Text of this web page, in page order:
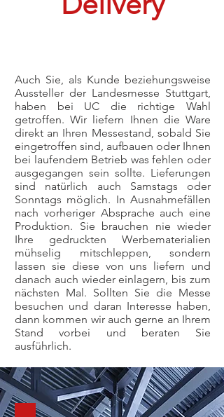
Auch Sie, als Kunde beziehungsweise
Aussteller der Landesmesse Stuttgart,
haben bei UC die richtige Wahl
getroffen. Wir liefern Ihnen die Ware
direkt an Ihren Messestand, sobald Sie
eingetroffen sind, aufbauen oder Ihnen
bei laufendem Betrieb was fehlen oder
ausgegangen sein sollte. Lieferungen
sind natürlich auch Samstags oder
Sonntags möglich. In Ausnahmefällen
nach vorheriger Absprache auch eine
Produktion. Sie brauchen nie wieder
Ihre gedruckten Werbematerialien
mühselig mitschleppen, sondern
lassen sie diese von uns liefern und
danach auch wieder einlagern, bis zum
nächsten Mal. Sollten Sie die Messe
besuchen und daran Interesse haben,
dann kommen wir auch gerne an Ihrem
Stand vorbei und beraten Sie
ausführlich.